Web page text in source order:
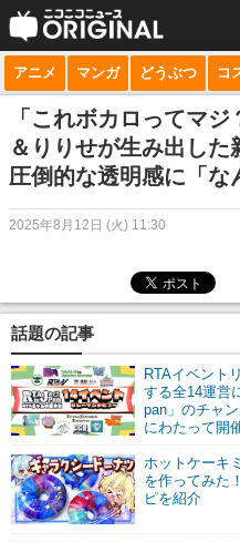
サービス一覧
niconico
動画
生放送
マンガ
ニコニコQ
アニメ マンガ どうぶつ コ
「これボカロってマ
＆りりせが生み出した
圧倒的な透明感に「な
2025年8月12日 (火) 11:30
話題の記事
RTAイベント
する全14運営
pan」のチャ
にわたって開
ホットケーキ
を作ってみた
ピを紹介